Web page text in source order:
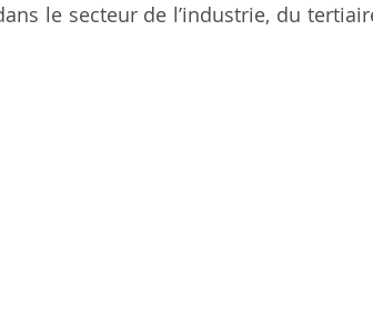
le secteur de l’industrie, du